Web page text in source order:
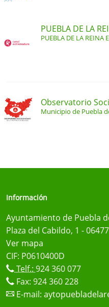
PUEBLA DE LA
PUEBLA DE LA REINA
Observatorio
Municipio de Puebla
Información
Ayuntamiento de Puebla
Plaza del Cabildo, 1 -
Ver mapa
CIF: P0610400D
Telf.: 924 360 077
Fax: 924 360 228
E-mail: